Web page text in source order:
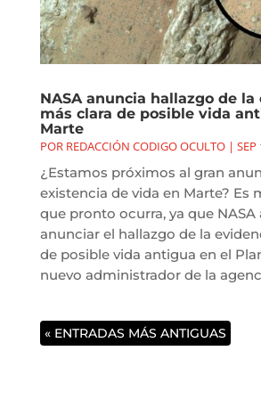
NASA anuncia hallazgo de la
más clara de posible vida
Marte
POR REDACCIÓN CODIGO OCULTO| SEP
¿Estamos próximos al gran
existencia de vida en Marte? Es
que pronto ocurra, ya que NASA
anunciar el hallazgo de la
de posible vida antigua en el
nuevo administrador de la
« ENTRADAS MÁS ANTIGUAS